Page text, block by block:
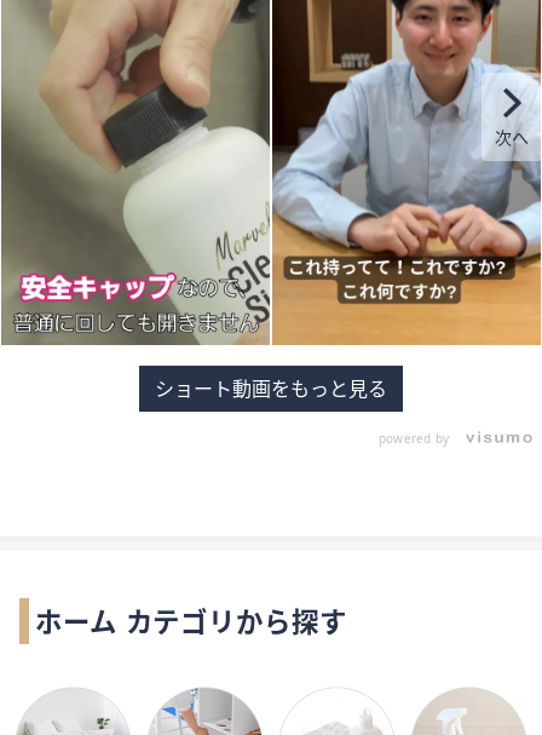
ショート動画をもっと見る
powered by
ホーム カテゴリから探す